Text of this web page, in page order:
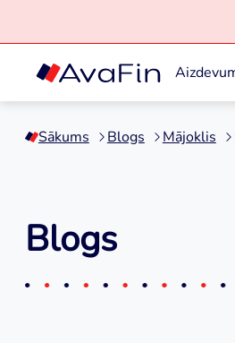
Skip
contentSākums Blogs Mājoklis
Blogs